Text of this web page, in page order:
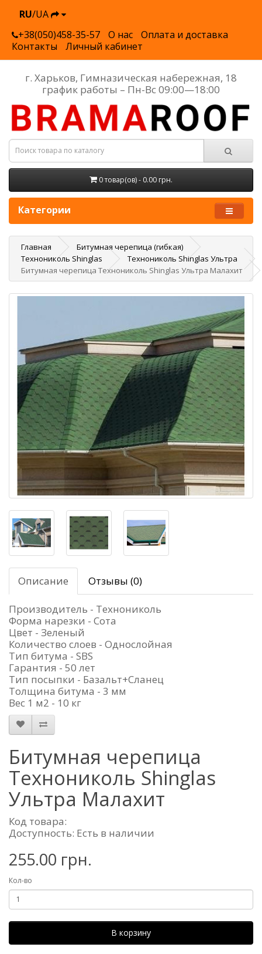
RU/UA
+38(050)458-35-57
О нас
Оплата и доставка
Контакты
Личный кабинет
г. Харьков, Гимназическая набережная, 18
график работы – Пн-Вс 09:00—18:00
0 товар(ов) - 0.00 грн.
Категории
Главная
Битумная черепица (гибкая)
Технониколь Shinglas
Технониколь Shinglas Ультра
Битумная черепица Технониколь Shinglas Ультра Малахит
Описание Отзывы (0)
Производитель - Технониколь
Форма нарезки - Сота
Цвет - Зеленый
Количество слоев - Однослойная
Тип битума - SBS
Гарантия - 50 лет
Тип посыпки - Базальт+Сланец
Толщина битума - 3 мм
Вес 1 м2 - 10 кг
Битумная черепица
Технониколь Shinglas
Ультра Малахит
Код товара:
Доступность: Есть в наличии
255.00 грн.
Кол-во
В корзину